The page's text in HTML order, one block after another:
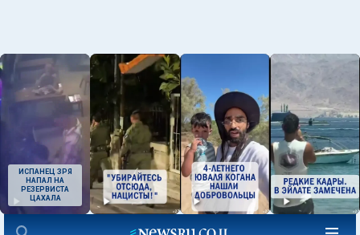
ИСПАНЕЦ ЗРЯ
НАПАЛ НА
РЕЗЕРВИСТА
ЦАХАЛА